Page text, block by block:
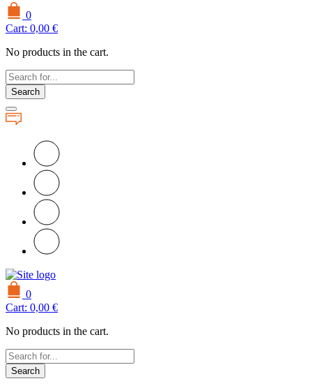
0
Cart: 0,00 €
No products in the cart.
Search
0
Cart: 0,00 €
No products in the cart.
Search